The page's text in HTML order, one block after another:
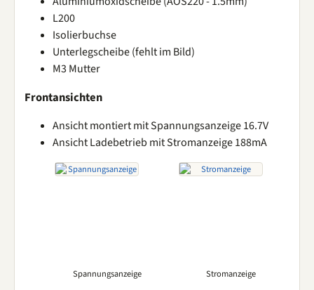
L200
Isolierbuchse
Unterlegscheibe (fehlt im Bild)
M3 Mutter
Frontansichten
Ansicht montiert mit Spannungsanzeige 16.7V
Ansicht Ladebetrieb mit Stromanzeige 188mA
Spannungsanzeige Stromanzeige